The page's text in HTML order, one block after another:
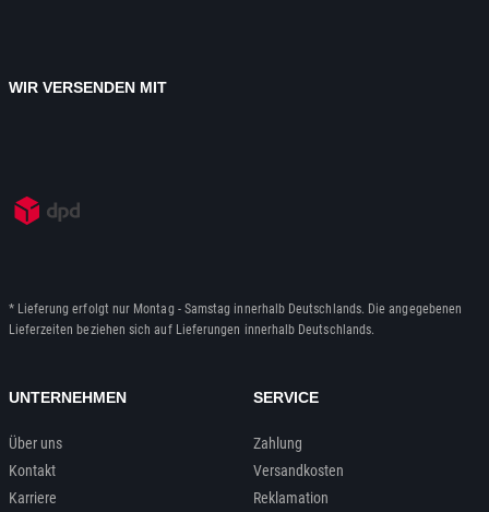
WIR VERSENDEN MIT
* Lieferung erfolgt nur Montag - Samstag innerhalb Deutschlands. Die angegebenen
Lieferzeiten beziehen sich auf Lieferungen innerhalb Deutschlands.
UNTERNEHMEN
Über uns
Kontakt
Karriere
SERVICE
Zahlung
Versandkosten
Reklamation